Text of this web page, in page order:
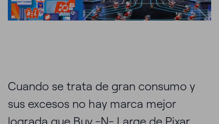
Cuando se trata de gran consumo y
sus excesos no hay marca mejor